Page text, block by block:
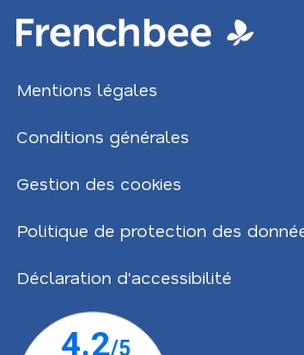
Mentions légales
Conditions générales
Gestion des cookies
Politique de protection des
Déclaration d'accessibilité